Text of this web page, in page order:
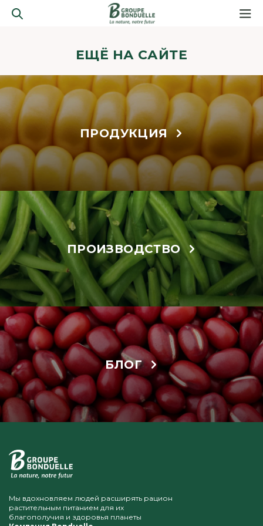
ЕЩЁ НА САЙТЕ
ПРОДУКЦИЯ
ПРОИЗВОДСТВО
БЛОГ
Мы вдохновляем людей расширять рацион
растительным питанием для их
благополучия и здоровья планеты